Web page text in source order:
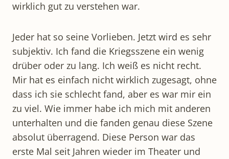
wirklich gut zu verstehen war.
Jeder hat so seine Vorlieben. Jetzt wird es sehr
subjektiv. Ich fand die Kriegsszene ein wenig
drüber oder zu lang. Ich weiß es nicht recht.
Mir hat es einfach nicht wirklich zugesagt, ohne
dass ich sie schlecht fand, aber es war mir ein
zu viel. Wie immer habe ich mich mit anderen
unterhalten und die fanden genau diese Szene
absolut überragend. Diese Person war das
erste Mal seit Jahren wieder im Theater und